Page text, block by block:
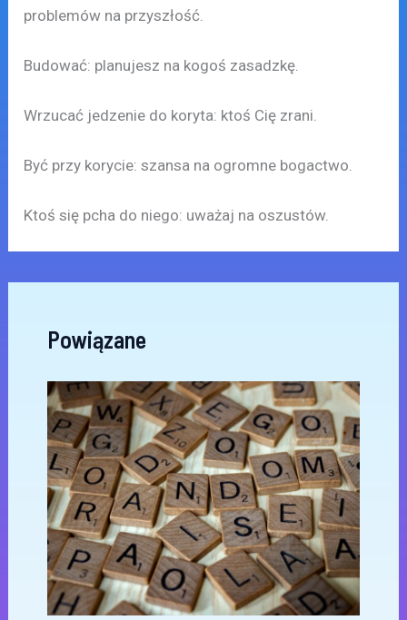
problemów na przyszłość.
Budować: planujesz na kogoś zasadzkę.
Wrzucać jedzenie do koryta: ktoś Cię zrani.
Być przy korycie: szansa na ogromne bogactwo.
Ktoś się pcha do niego: uważaj na oszustów.
Powiązane